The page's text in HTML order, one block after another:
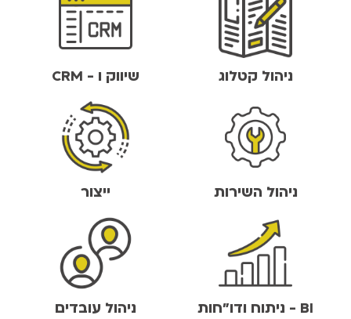
ניהול קטלוג שיווק ו - CRM
ניהול השירות ייצור
BI - ניתוח ודו"חות ניהול עובדים